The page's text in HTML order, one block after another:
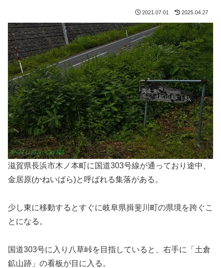
2021.07.01 2025.04.27
滋賀県長浜市木ノ本町に国道303号線が通っており途中、
金居原(かねいばら)と呼ばれる集落がある。
少し東に移動するとすぐに岐阜県揖斐川町の県境を跨ぐこ
とになる。
国道303号に入り八草峠を目指していると、右手に「土倉
鉱山跡」の看板が目に入る。